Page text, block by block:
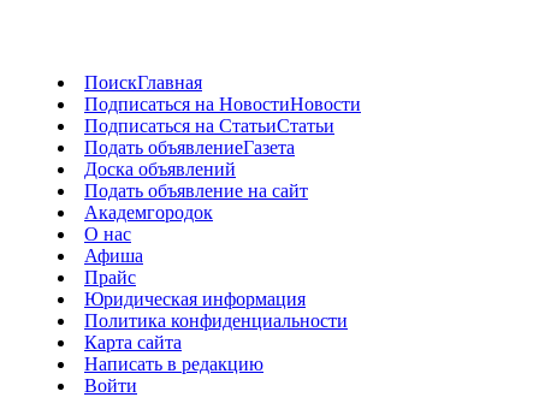
ПоискГлавная
Подписаться на НовостиНовости
Подписаться на СтатьиСтатьи
Подать объявлениеГазета
Доска объявлений
Подать объявление на сайт
Академгородок
О нас
Афиша
Прайс
Юридическая информация
Политика конфиденциальности
Карта сайта
Написать в редакцию
Войти